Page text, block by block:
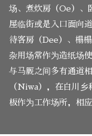
场、煮炊房（Oe）、
屋临街或是入口面向
待客房（Dee）、榻
杂用场常作为造纸场
与马厩之间多有通道
（Niwa），在白川
板作为工作场所，相